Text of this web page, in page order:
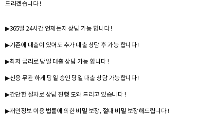
드리겠습니다 !
▶365일 24시간 언제든지 상담 가능 합니다 !
▶기존에 대출이 있어도 추가 대출 상담 후 가능 합니다 !
▶최저 금리로 당일 대출 상담 가능 합니다 !
▶신용 무관 하게 당일 승인 당일 대출 상담 가능합니다 !
▶간단한 절차로 상담 진행 도와 드리고 있습니다 !
▶개인정보 이용 법률에 의한 비밀 보장, 절대 비밀 보장해드립니다 !